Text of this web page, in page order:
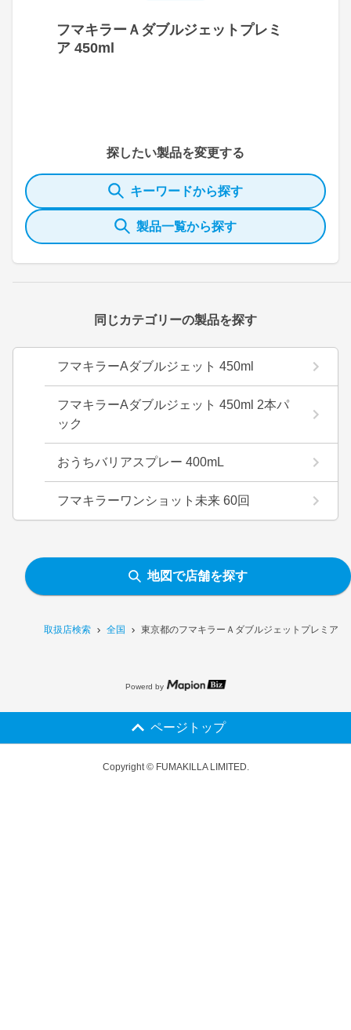
取扱店検索 全国 東京都のフマキラーＡダブルジェットプレミア
フマキラーＡダブルジェットプレミ
ア 450ml
探したい製品を変更する
キーワードから探す
製品一覧から探す
同じカテゴリーの製品を探す
フマキラーAダブルジェット 450ml
フマキラーAダブルジェット 450ml 2本パ
ック
おうちバリアスプレー 400mL
フマキラーワンショット未来 60回
地図で店舗を探す
Powerd by
ページトップ
Copyright © FUMAKILLA LIMITED.